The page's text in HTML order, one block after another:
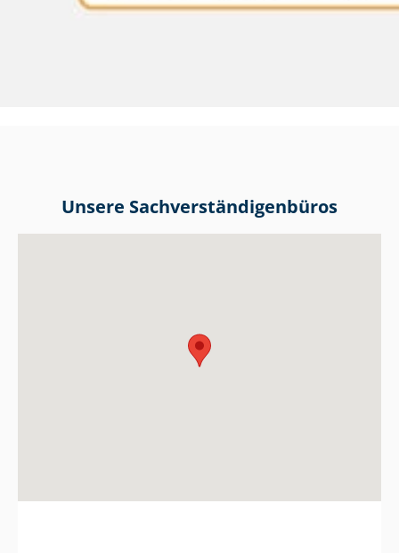
Unsere Sach­ver­stän­di­gen­bü­ros